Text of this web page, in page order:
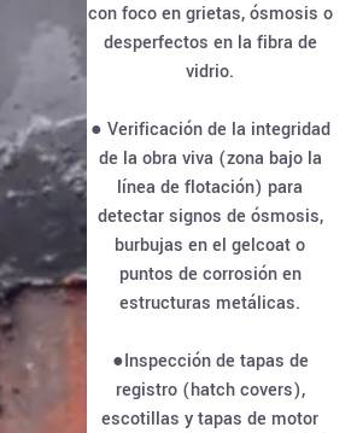
con foco en grietas, ósmosis o
desperfectos en la fibra de
vidrio.
● Verificación de la integridad
de la obra viva (zona bajo la
línea de flotación) para
detectar signos de ósmosis,
burbujas en el gelcoat o
puntos de corrosión en
estructuras metálicas.
●Inspección de tapas de
registro (hatch covers),
escotillas y tapas de motor